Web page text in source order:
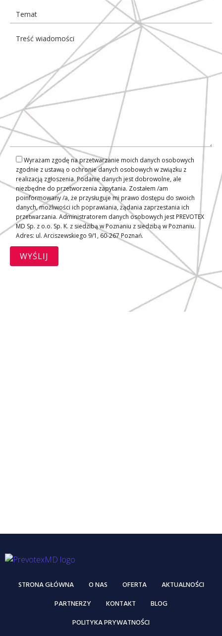
Wyrażam zgodę na przetwarzanie moich danych osobowych
zgodnie z ustawą o ochronie danych osobowych w związku z
realizacją zgłoszenia. Podanie danych jest dobrowolne, ale
niezbędne do przetworzenia zapytania. Zostałem /am
poinformowany /a, że przysługuje mi prawo dostępu do swoich
danych, możliwości ich poprawiania, żądania zaprzestania ich
przetwarzania. Administratorem danych osobowych jest PREVOTEX
MD Sp. z o.o. Sp. K. z siedzibą w Poznaniu z siedzibą w Poznaniu.
Adres: ul. Arciszewskiego 9/1, 60-267 Poznań.
STRONA GŁÓWNA O NAS OFERTA
AKTUALNOŚCI
PARTNERZY
KONTAKT
BLOG
POLITYKA PRYWATNOŚCI